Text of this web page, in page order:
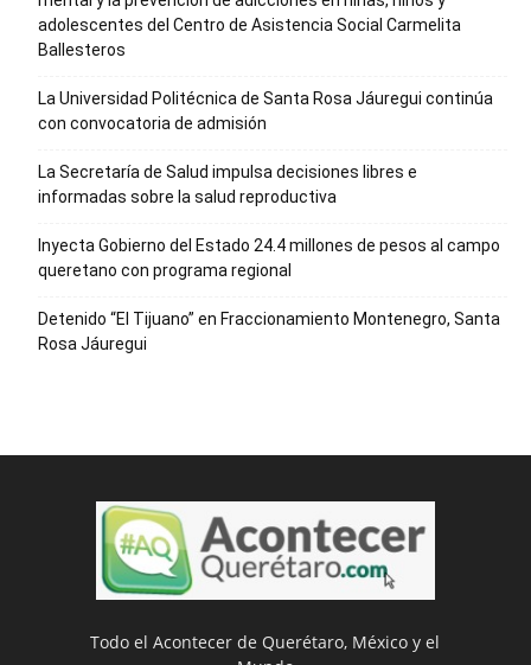
adolescentes del Centro de Asistencia Social Carmelita
Ballesteros
La Universidad Politécnica de Santa Rosa Jáuregui continúa
con convocatoria de admisión
La Secretaría de Salud impulsa decisiones libres e
informadas sobre la salud reproductiva
Inyecta Gobierno del Estado 24.4 millones de pesos al campo
queretano con programa regional
Detenido “El Tijuano” en Fraccionamiento Montenegro, Santa
Rosa Jáuregui
Todo el Acontecer de Querétaro, México y el